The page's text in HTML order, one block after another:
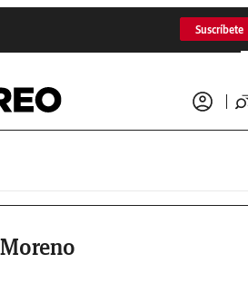
Suscríbete